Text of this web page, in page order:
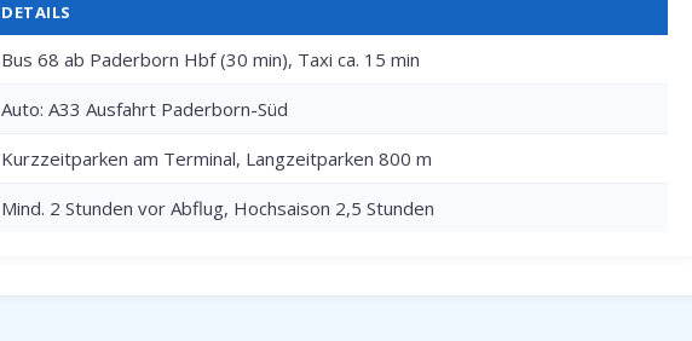
DETAILS
Bus 68 ab Paderborn Hbf (30 min), Taxi ca. 15 min
Auto: A33 Ausfahrt Paderborn-Süd
Kurzzeitparken am Terminal, Langzeitparken 800 m
Mind. 2 Stunden vor Abflug, Hochsaison 2,5 Stunden